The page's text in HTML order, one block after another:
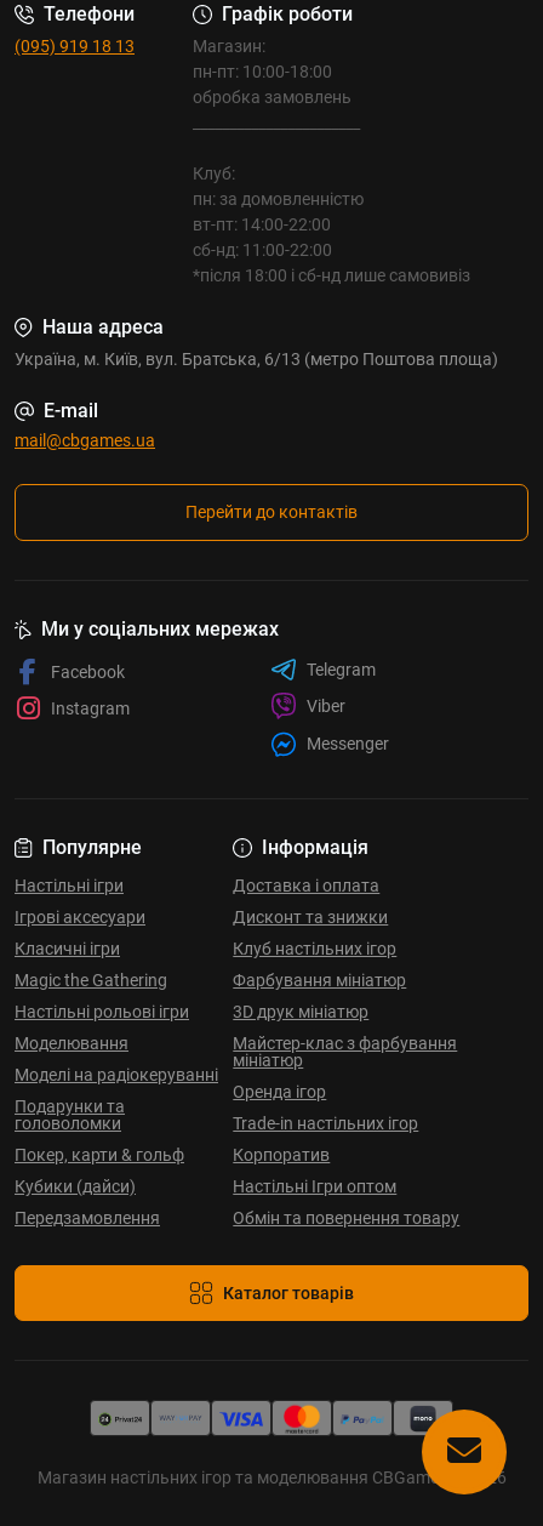
Телефони
(095) 919 18 13
Графік роботи
Магазин:
пн-пт: 10:00-18:00
обробка замовлень
Клуб:
пн: за домовленністю
вт-пт: 14:00-22:00
сб-нд: 11:00-22:00
*після 18:00 і сб-нд лише самовивіз
Наша адреса
Україна, м. Київ, вул. Братська, 6/13 (метро Поштова площа)
E-mail
mail@cbgames.ua
Перейти до контактів
Популярне
Настільні ігри
Ігрові аксесуари
Класичні ігри
Magic the Gathering
Настільні рольові ігри
Моделювання
Моделі на радіокеруванні
Подарунки та
головоломки
Покер, карти & гольф
Кубики (дайси)
Передзамовлення
Інформація
Доставка і оплата
Дисконт та знижки
Клуб настільних ігор
Фарбування мініатюр
3D друк мініатюр
Майстер-клас з фарбування
мініатюр
Оренда ігор
Trade-in настільних ігор
Корпоратив
Настільні Ігри оптом
Обмін та повернення товару
Каталог товарів
Ми у соціальних мережах
Facebook
Instagram
Telegram
Viber
Messenger
Магазин настільних ігор та моделювання CBGames © 2026